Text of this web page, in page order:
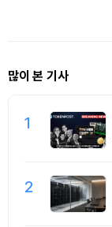
많이 본 기사
1
2